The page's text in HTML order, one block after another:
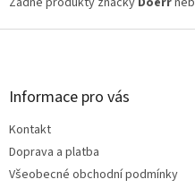
Z
Informace pro vás
Kontakt
Doprava a platba
Všeobecné obchodní podmínky